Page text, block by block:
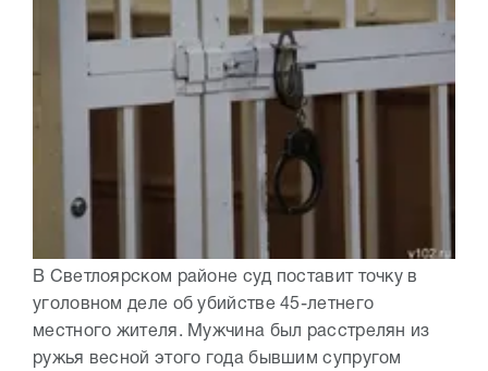
В Светлоярском районе суд поставит точку в
уголовном деле об убийстве 45-летнего
местного жителя. Мужчина был расстрелян из
ружья весной этого года бывшим супругом